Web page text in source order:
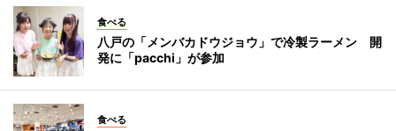
食べる
八戸の「メンバカドウジョウ」で冷製ラーメン 開
発に「pacchi」が参加
食べる